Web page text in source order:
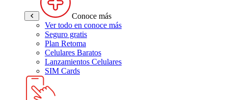
Conoce más
Ver todo en conoce más
Seguro gratis
Plan Retoma
Celulares Baratos
Lanzamientos Celulares
SIM Cards